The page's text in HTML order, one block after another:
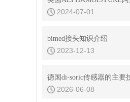
2024-07-01
bimed接头知识介绍
2023-12-13
2026-06-08